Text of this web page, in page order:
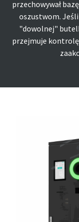
przechowywał
oszustwom.
"dowolnej"
przejmuje kontrolę